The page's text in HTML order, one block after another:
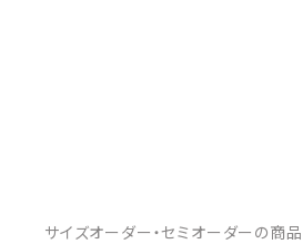
サイズオーダー・セミオーダーの商